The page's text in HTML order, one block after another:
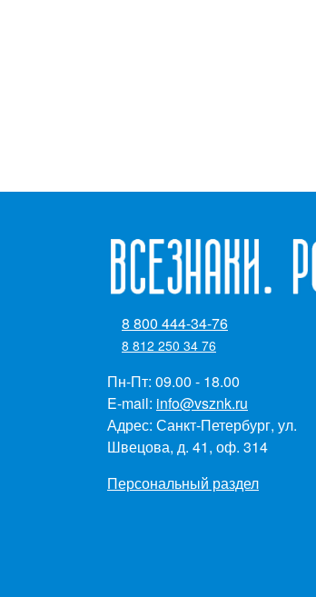
8 800 444-34-76
8 812 250 34 76
Пн-Пт: 09.00 - 18.00
E-mail: info@vsznk.ru
Адрес: Санкт-Петербург, ул.
Швецова, д. 41, оф. 314
Персональный раздел